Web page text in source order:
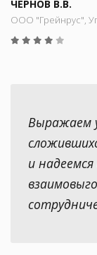
ЧЕРНОВ В.В.
ООО "Грейнрус",
Выражаем
и